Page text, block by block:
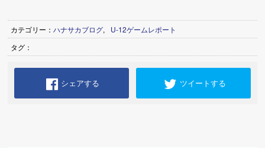
カテゴリー：ハナサカブログ,
U-12ゲームレポート
タグ：
シェアする ツイートする